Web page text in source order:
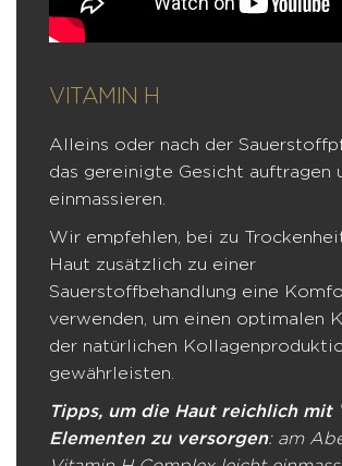
VITAMIN H
Alleins oder nach der
das gereinigte Gesicht auftragen
einmassieren.
Wir empfehlen, bei zu
Haut zusätzlich zu einer
Sauerstoffbehandlung eine
verwenden, um einen optimalen
der natürlichen
gewährleisten.
Tipps, um die Haut reichlich mit
Elementen zu versorgen: am